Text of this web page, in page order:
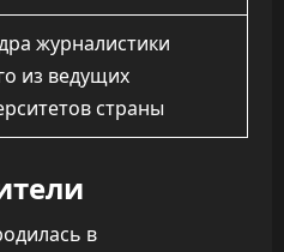
журналистики
из ведущих
страны
в